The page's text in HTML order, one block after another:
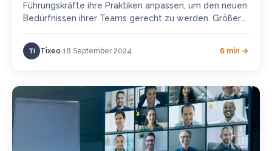
Führungskräfte ihre Praktiken anpassen, um den neuen
Bedürfnissen ihrer Teams gerecht zu werden. Größere
Teamzusammenhalts…
TI Tixeo 18 September 2024 6 min →